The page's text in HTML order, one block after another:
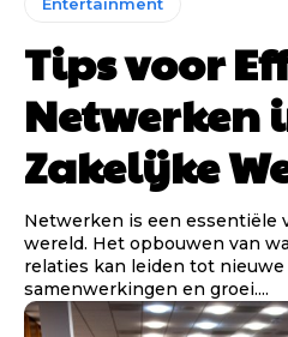
Tips voor
Netwerken
Zakelijke
Netwerken is een essentiële
wereld. Het opbouwen van
relaties kan leiden tot
samenwerkingen en groei....